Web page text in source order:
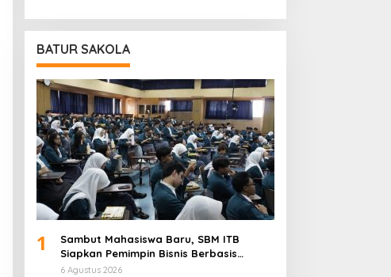
BATUR SAKOLA
1
Sambut Mahasiswa Baru, SBM ITB
Siapkan Pemimpin Bisnis Berbasis
Inovasi
6 Agustus 2026